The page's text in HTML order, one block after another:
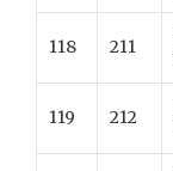
118 211
119 212